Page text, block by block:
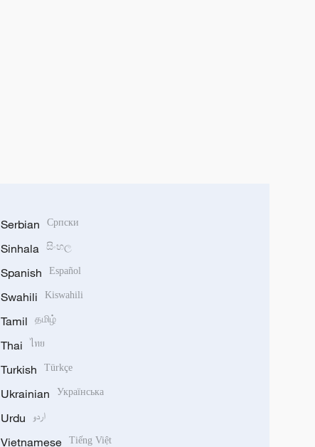
Serbian Српски
Sinhala සිංහල
Spanish Español
Swahili Kiswahili
Tamil தமிழ்
Thai ไทย
Turkish Türkçe
Ukrainian Українська
Urdu اردو
Vietnamese Tiếng Việt